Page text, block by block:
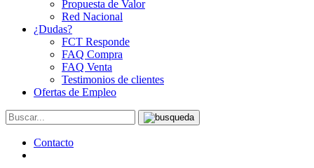
Propuesta de Valor
Red Nacional
¿Dudas?
FCT Responde
FAQ Compra
FAQ Venta
Testimonios de clientes
Ofertas de Empleo
Contacto